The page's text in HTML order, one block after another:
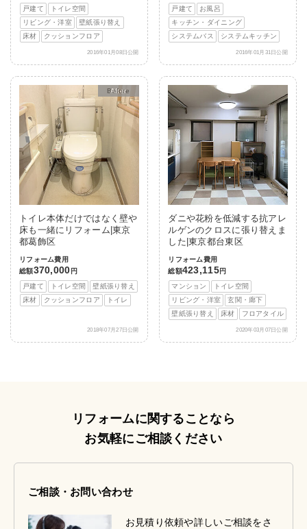
戸建て
トイレ空間
リビング・洋室
壁紙張り替え
床材
クッションフロア
2016年01月08日公開
戸建て
お風呂
キッチン・ダイニング
システムバス
システムキッチン
2016年01月31日公開
After
トイレ本体だけではなく壁や
床も一緒にリフォーム|東京
都葛飾区
リフォーム費用
総額370,000 円
戸建て
トイレ空間
壁紙張り替え
床材
クッションフロア トイレ
2018年07月27日公開
ダニや花粉を低減する抗アレ
ルゲンのクロスに張り替えま
した|東京都台東区
リフォーム費用
総額423,115円
マンション
トイレ空間
リビング・洋室
玄関・廊下
壁紙張り替え
床材 フロアタイル
2020年03月07日公開
リフォームに関することなら
お気軽にご相談ください
ご相談・お問い合わせ
お見積り依頼や詳しいご相談をさ